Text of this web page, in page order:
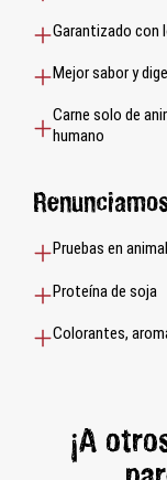
Garantizado con
Mejor sabor y
Carne solo de
humano
Pruebas en
Proteína de soja
Colorantes,
¡A